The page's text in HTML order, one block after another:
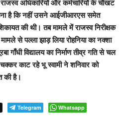
अधिकारियों और कर्मचारियों के चौखट
है कि नहीं उसने आईजीआरएस समेत
की थी। तब मामले में राजस्व निरीक्षक
से पल्ला झाड़ लिया रोहनिया का नक्शा
विद्यालय का निर्माण तीव्र गति से चल
काट रहे भू स्वामी ने शनिवार को
की है।
Telegram Whatsapp